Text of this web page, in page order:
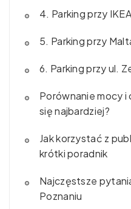
4. Parking przy
5. Parking przy
6. Parking przy ul.
Porównanie mocy i
się najbardziej?
Jak korzystać z
krótki poradnik
Najczęstsze
Poznaniu